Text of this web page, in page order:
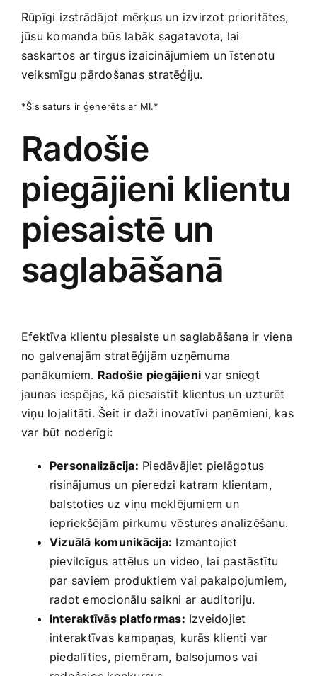
Rūpīgi izstrādājot ‌mērķus un izvirzot prioritātes,‍
jūsu komanda būs labāk ⁢sagatavota, ⁣lai
saskartos⁣ ar tirgus izaicinājumiem un īstenotu
veiksmīgu pārdošanas​ stratēģiju.
*Šis saturs ir ⁣ģenerēts ar MI.*
Radošie
⁢piegājieni klientu
piesaistē un
saglabāšanā
Efektīva klientu piesaiste un ‍saglabāšana ir ​viena
no galvenajām stratēģijām uzņēmuma
panākumiem. Radošie piegājieni var sniegt
jaunas iespējas,⁣ kā piesaistīt klientus ⁤un uzturēt
viņu lojalitāti. Šeit​ ir daži inovatīvi paņēmieni, kas
var būt noderīgi:
Personalizācija: Piedāvājiet pielāgotus
risinājumus un pieredzi⁣ katram klientam,
balstoties uz viņu meklējumiem un
iepriekšējām‍ pirkumu vēstures analizēšanu.
Vizuālā komunikācija: Izmantojiet
pievilcīgus attēlus un video, lai pastāstītu
par saviem produktiem vai‍ pakalpojumiem,
radot emocionālu saikni ar ⁢auditoriju.
Interaktīvās platformas: Izveidojiet
interaktīvas kampaņas, kurās klienti var
piedalīties, piemēram, balsojumos vai